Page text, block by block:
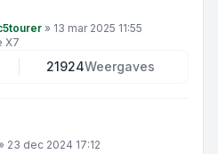
» 13 mar 2025 11:55
X7
21924Weergaves
23 dec 2024 17:12